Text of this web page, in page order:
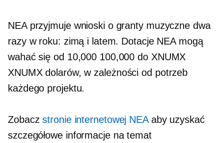
NEA przyjmuje wnioski o granty muzyczne dwa
razy w roku: zimą i latem. Dotacje NEA mogą
wahać się od 10,000 100,000 do XNUMX
XNUMX dolarów, w zależności od potrzeb
każdego projektu.
Zobaczstronie internetowej NEAaby uzyskać
szczegółowe informacje na temat